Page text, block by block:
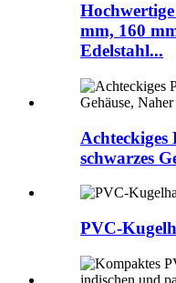
mm, 160
Edelstahl...
schwarzes
PVC-